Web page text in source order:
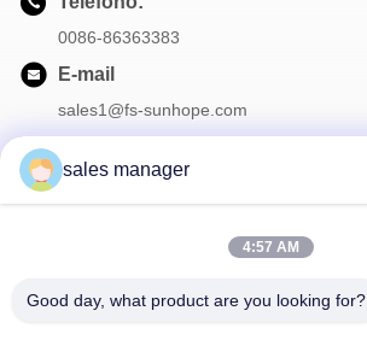
0086-86363383
E-mail
sales1@fs-sunhope.com
La nostra newsletter
sales manager
4:57 AM
Good day, what product are you looking for?